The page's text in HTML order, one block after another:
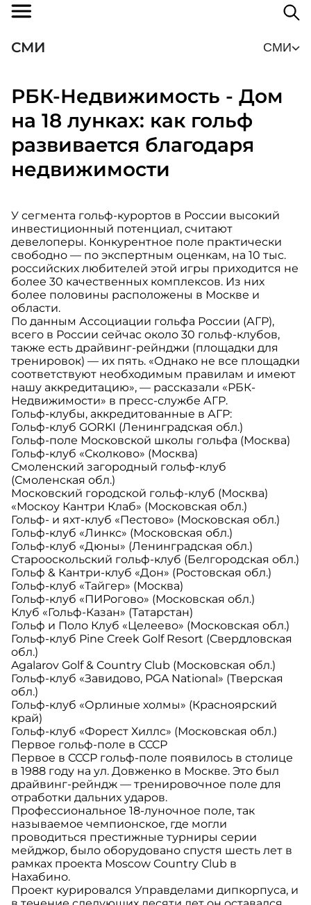
СМИ СМИ
РБК-Недвижимость - Дом
на 18 лунках: как гольф
развивается благодаря
недвижимости
У сегмента гольф-курортов в России высокий
инвестиционный потенциал, считают
девелоперы. Конкурентное поле практически
свободно — по экспертным оценкам, на 10 тыс.
российских любителей этой игры приходится не
более 30 качественных комплексов. Из них
более половины расположены в Москве и
области.
По данным Ассоциации гольфа России (АГР),
всего в России сейчас около 30 гольф-клубов,
также есть драйвинг-рейнджи (площадки для
тренировок) — их пять. «Однако не все площадки
соответствуют необходимым правилам и имеют
нашу аккредитацию», — рассказали «РБК-
Недвижимости» в пресс-службе АГР.
Гольф-клубы, аккредитованные в АГР:
Гольф-клуб GORKI (Ленинградская обл.)
Гольф-поле Московской школы гольфа (Москва)
Гольф-клуб «Сколково» (Москва)
Смоленский загородный гольф-клуб
(Смоленская обл.)
Московский городской гольф-клуб (Москва)
«Москоу Кантри Клаб» (Московская обл.)
Гольф- и яхт-клуб «Пестово» (Московская обл.)
Гольф-клуб «Линкс» (Московская обл.)
Гольф-клуб «Дюны» (Ленинградская обл.)
Старооскольский гольф-клуб (Белгородская обл.)
Гольф & Кантри-клуб «Дон» (Ростовская обл.)
Гольф-клуб «Тайгер» (Москва)
Гольф-клуб «ПИРогово» (Московская обл.)
Клуб «Гольф-Казан» (Татарстан)
Гольф и Поло Клуб «Целеево» (Московская обл.)
Гольф-клуб Pine Creek Golf Resort (Свердловская
обл.)
Agalarov Golf & Country Club (Московская обл.)
Гольф-клуб «Завидово, PGA National» (Тверская
обл.)
Гольф-клуб «Орлиные холмы» (Красноярский
край)
Гольф-клуб «Форест Хиллс» (Московская обл.)
Первое гольф-поле в СССР
Первое в СССР гольф-поле появилось в столице
в 1988 году на ул. Довженко в Москве. Это был
драйвинг-рейндж — тренировочное поле для
отработки дальних ударов.
Профессиональное 18-луночное поле, так
называемое чемпионское, где могли
проводиться престижные турниры серии
мейджор, было оборудовано спустя шесть лет в
рамках проекта Moscow Country Club в
Нахабино.
Проект курировался Управделами дипкорпуса, и